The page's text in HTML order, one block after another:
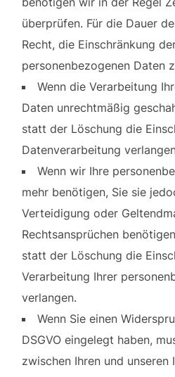
überprüfen. Für die Dauer
Recht, die Einschränkung
personenbezogenen Daten
Wenn die Verarbeitung
Daten unrechtmäßig
statt der Löschung die
Datenverarbeitung
Wenn wir Ihre
mehr benötigen, Sie sie
Verteidigung oder
Rechtsansprüchen
statt der Löschung die
Verarbeitung Ihrer
verlangen.
Wenn Sie einen
DSGVO eingelegt haben,
zwischen Ihren und unseren